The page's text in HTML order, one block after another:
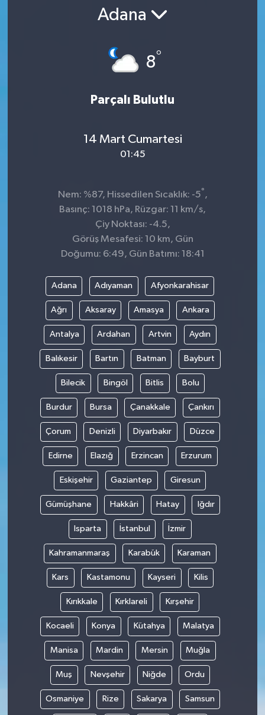
Adana
8°
Parçalı Bulutlu
14 Mart Cumartesi
01:45
Nem: %87, Hissedilen Sıcaklık: -5° ,
Basınç: 1018 hPa, Rüzgar: 11 km/s,
Çiy Noktası: -4.5,
Görüş Mesafesi: 10 km, Gün
Doğumu: 6:49, Gün Batımı: 18:41
Adana Adıyaman Afyonkarahisar
Ağrı Aksaray Amasya Ankara
Antalya Ardahan Artvin Aydın
Balıkesir Bartın Batman Bayburt
Bilecik Bingöl Bitlis Bolu
Burdur Bursa Çanakkale Çankırı
Çorum Denizli Diyarbakır Düzce
Edirne Elazığ Erzincan Erzurum
Eskişehir Gaziantep Giresun
Gümüşhane Hakkâri Hatay Iğdır
Isparta İstanbul İzmir
Kahramanmaraş Karabük Karaman
Kars Kastamonu Kayseri Kilis
Kırıkkale Kırklareli Kırşehir
Kocaeli Konya Kütahya Malatya
Manisa Mardin Mersin Muğla
Muş Nevşehir Niğde Ordu
Osmaniye Rize Sakarya Samsun